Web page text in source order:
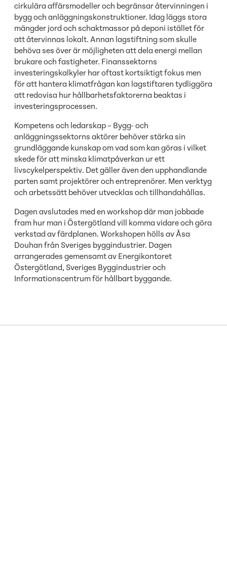
cirkulära affärsmodeller och begränsar återvinningen i
bygg och anläggningskonstruktioner. Idag läggs stora
mängder jord och schaktmassor på deponi istället för
att återvinnas lokalt. Annan lagstiftning som skulle
behöva ses över är möjligheten att dela energi mellan
brukare och fastigheter. Finanssektorns
investeringskalkyler har oftast kortsiktigt fokus men
för att hantera klimatfrågan kan lagstiftaren tydliggöra
att redovisa hur hållbarhetsfaktorerna beaktas i
investeringsprocessen.
Kompetens och ledarskap – Bygg- och
anläggningssektorns aktörer behöver stärka sin
grundläggande kunskap om vad som kan göras i vilket
skede för att minska klimatpåverkan ur ett
livscykelperspektiv. Det gäller även den upphandlande
parten samt projektörer och entreprenörer. Men verktyg
och arbetssätt behöver utvecklas och tillhandahållas.
Dagen avslutades med en workshop där man jobbade
fram hur man i Östergötland vill komma vidare och göra
verkstad av färdplanen. Workshopen hölls av Åsa
Douhan från Sveriges byggindustrier. Dagen
arrangerades gemensamt av Energikontoret
Östergötland, Sveriges Byggindustrier och
Informationscentrum för hållbart byggande.